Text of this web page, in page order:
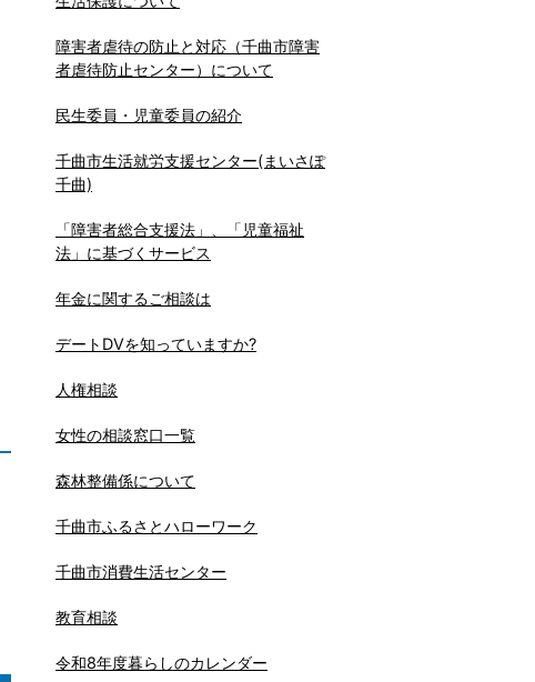
障害者虐待の防止と対応（千曲市障害
者虐待防止センター）について
民生委員・児童委員の紹介
千曲市生活就労支援センター(まいさぽ
千曲)
「障害者総合支援法」、「児童福祉
法」に基づくサービス
年金に関するご相談は
デートDVを知っていますか?
人権相談
女性の相談窓口一覧
森林整備係について
千曲市ふるさとハローワーク
千曲市消費生活センター
教育相談
令和8年度暮らしのカレンダー